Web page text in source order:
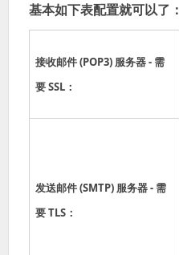
基本如下表配置就可以了：
接收邮件 (POP3) 服务器 - 需
要 SSL：
发送邮件 (SMTP) 服务器 - 需
要 TLS：